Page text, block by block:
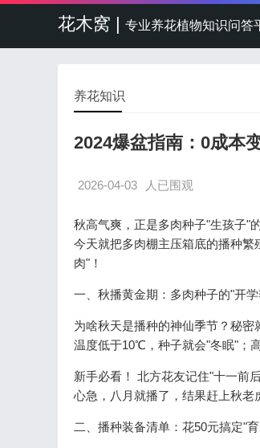
花木窝 | 专业养花植物知识问答
养花知识
2024爆盆指南：0成本
2026-04-03 人已围观
秋高气爽，正是多肉种子"生孩子"
今天就把多肉棚主压箱底的播种
肉"！
一、秋播黄金期：多肉种子的"开
为啥秋天是播种的神仙季节？秘
温度低于10℃，种子就会"冬眠"；
新手必看！ 北方花友记住"十一前
心急，八月就播了，结果赶上秋老
二、播种装备清单：花50元搞定"